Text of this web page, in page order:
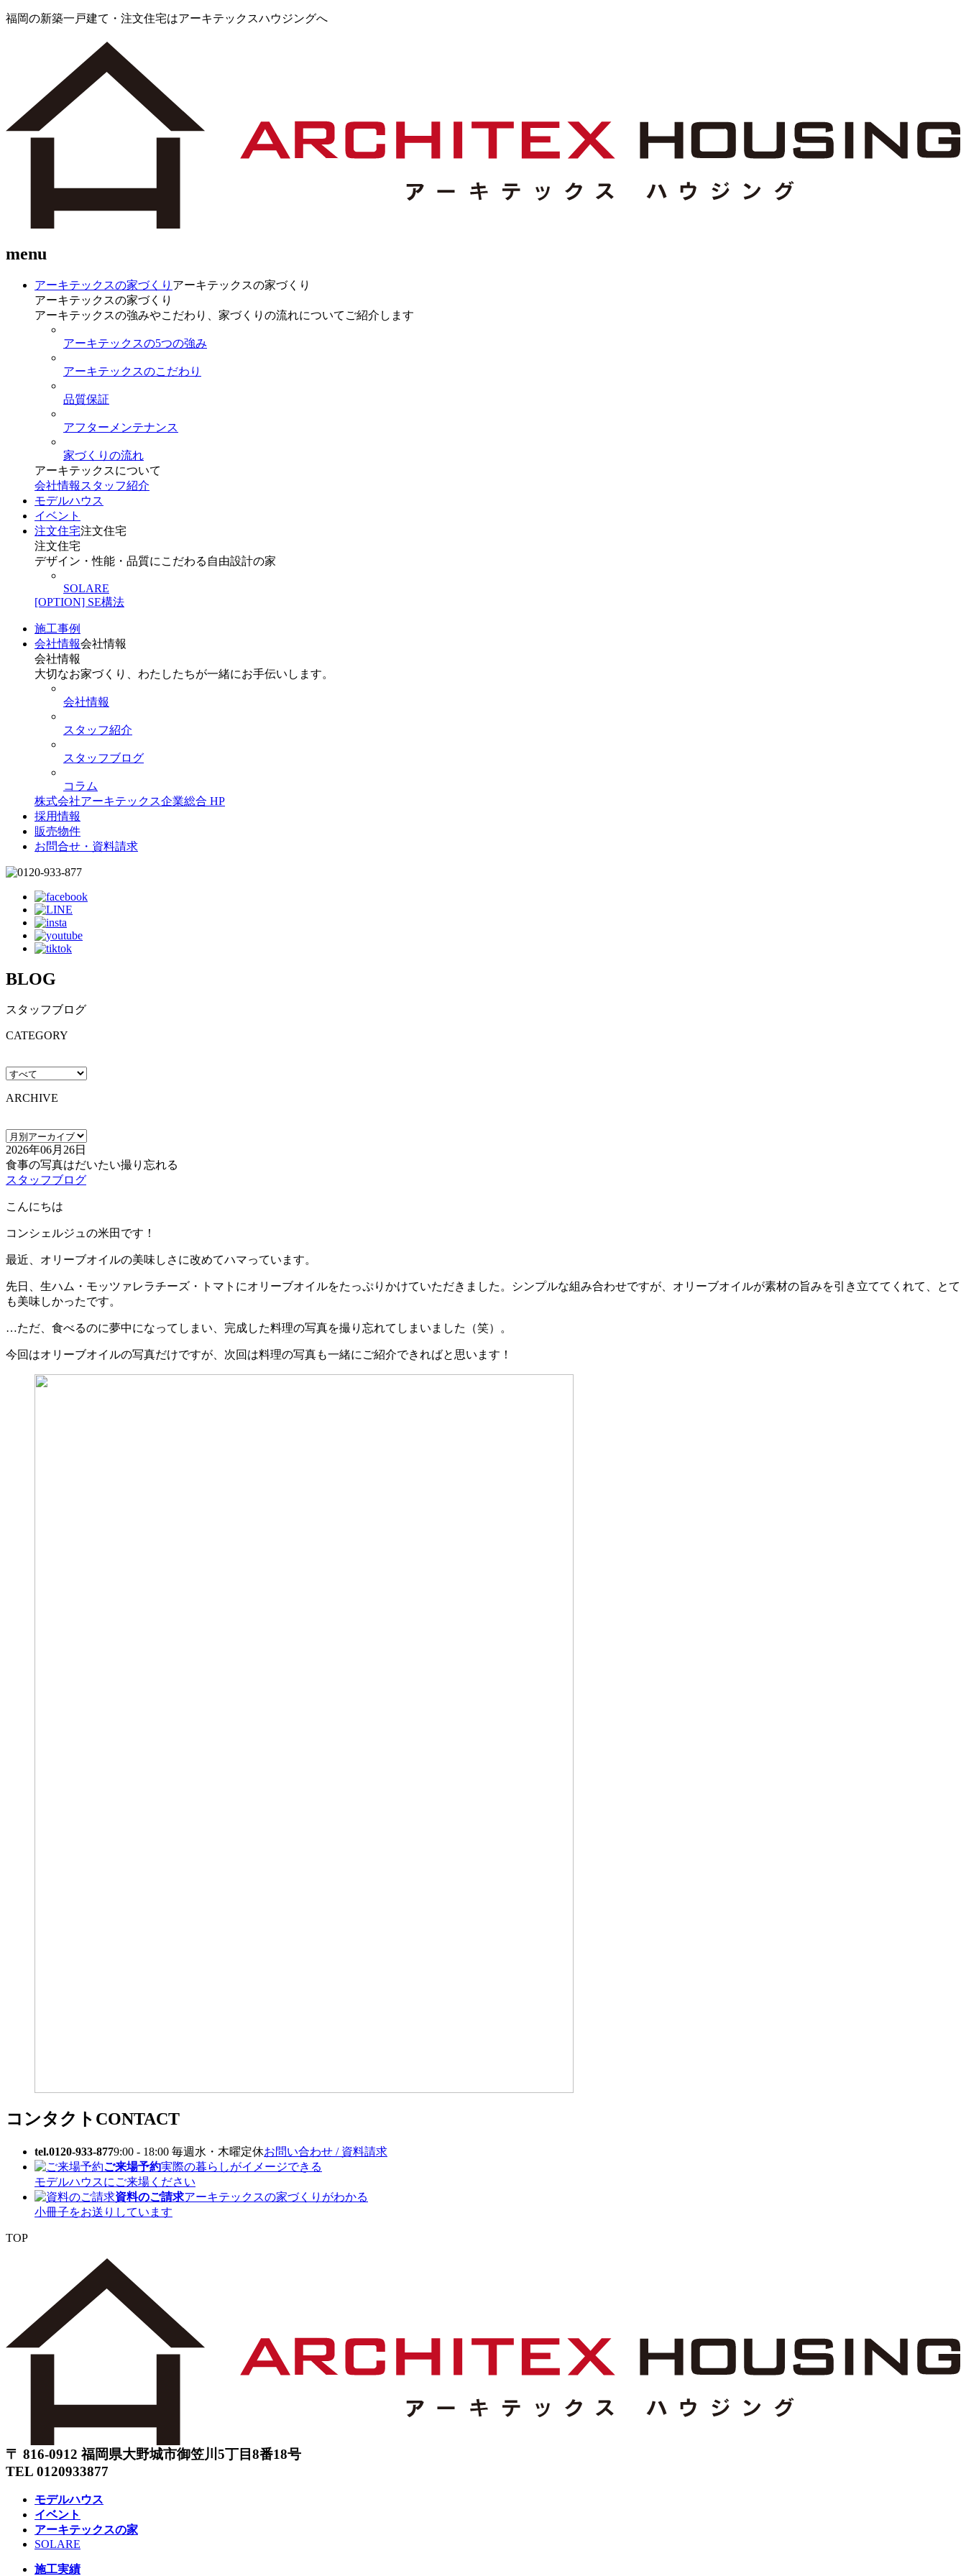
福岡の新築一戸建て・注文住宅はアーキテックスハウジングへ
menu
アーキテックスの家づくり アーキテックスの家づくり
アーキテックスの家づくり
アーキテックスの強みやこだわり、家づくりの流れについてご紹介します
アーキテックスの5つの強み
アーキテックスのこだわり
品質保証
アフターメンテナンス
家づくりの流れ
アーキテックスについて
会社情報 スタッフ紹介
モデルハウス
イベント
注文住宅注文住宅
注文住宅
デザイン・性能・品質にこだわる自由設計の家
SOLARE
[OPTION] SE構法
施工事例
会社情報会社情報
会社情報
大切なお家づくり、わたしたちが一緒にお手伝いします。
会社情報
スタッフ紹介
スタッフブログ
コラム
株式会社アーキテックス企業総合 HP
採用情報
販売物件
お問合せ・資料請求
BLOG
スタッフブログ
CATEGORY
ARCHIVE
2026年06月26日
食事の写真はだいたい撮り忘れる
スタッフブログ
こんにちは
コンシェルジュの米田です！
最近、オリーブオイルの美味しさに改めてハマっています。
先日、生ハム・モッツァレラチーズ・トマトにオリーブオイルをたっぷりかけていただきました。シンプルな組み合わせですが、オリーブオイルが素材の旨みを引き立ててくれて、とて
も美味しかったです。
…ただ、食べるのに夢中になってしまい、完成した料理の写真を撮り忘れてしまいました（笑）。
今回はオリーブオイルの写真だけですが、次回は料理の写真も一緒にご紹介できればと思います！
コンタクト CONTACT
tel.0120-933-8779:00 - 18:00 毎週水・木曜定休お問い合わせ / 資料請求
ご来場予約実際の暮らしがイメージできる
モデルハウスにご来場ください
資料のご請求アーキテックスの家づくりがわかる
小冊子をお送りしています
TOP
〒 816-0912 福岡県大野城市御笠川5丁目8番18号
TEL 0120933877
モデルハウス
イベント
アーキテックスの家
SOLARE
施工実績